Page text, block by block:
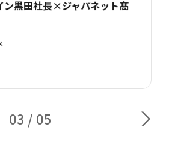
まの相葉雅紀と、“あの映画“のよう
04 / 05